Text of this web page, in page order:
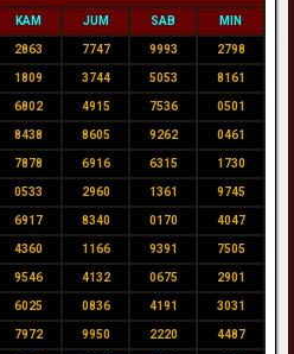
KAM JUM SAB MIN
2863 7747 9993 2798
1809 3744 5053 8161
6802 4915 7536 0501
8438 8605 9262 0461
7878 6916 6315 1730
0533 2960 1361 9745
6917 8340 0170 4047
4360 1166 9391 7505
9546 4132 0675 2901
6025 0836 4191 3031
7972 9950 2220 4487